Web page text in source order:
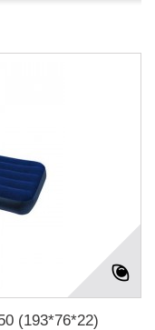
(193*76*22)